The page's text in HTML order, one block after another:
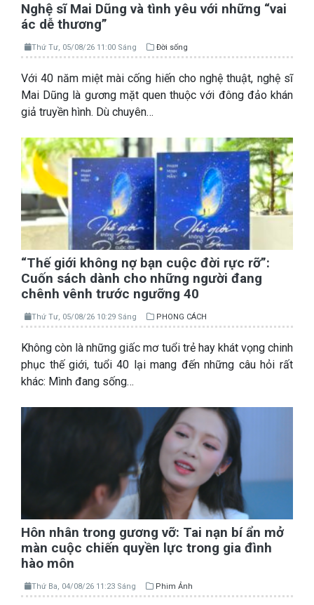
Nghệ sĩ Mai Dũng và tình yêu với những “vai
ác dễ thương”
Thứ Tư, 05/08/26 11:00 Sáng Đời sống
Với 40 năm miệt mài cống hiến cho nghệ thuật, nghệ sĩ
Mai Dũng là gương mặt quen thuộc với đông đảo khán
giả truyền hình. Dù chuyên…
“Thế giới không nợ bạn cuộc đời rực rỡ”:
Cuốn sách dành cho những người đang
chênh vênh trước ngưỡng 40
Thứ Tư, 05/08/26 10:29 Sáng PHONG CÁCH
Không còn là những giấc mơ tuổi trẻ hay khát vọng chinh
phục thế giới, tuổi 40 lại mang đến những câu hỏi rất
khác: Mình đang sống…
Hôn nhân trong gương vỡ: Tai nạn bí ẩn mở
màn cuộc chiến quyền lực trong gia đình
hào môn
Thứ Ba, 04/08/26 11:23 Sáng Phim Ảnh